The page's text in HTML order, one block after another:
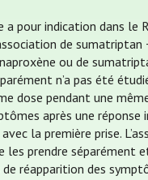
pour indication dans le
de
ou de
n’a pas été
dose pendant une
après une
la première prise.
prendre séparément
réapparition des